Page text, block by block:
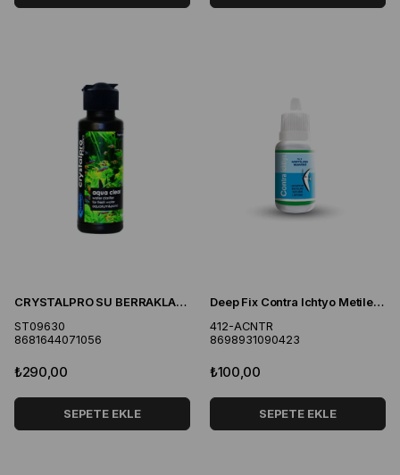
CRYSTALPRO SU BERRAKLASTIRICI 125 ML
ST09630
8681644071056
₺290,00
SEPETE EKLE
Deep Fix Contra Ichtyo Metilen Mavisi 30 ml
412-ACNTR
8698931090423
₺100,00
SEPETE EKLE